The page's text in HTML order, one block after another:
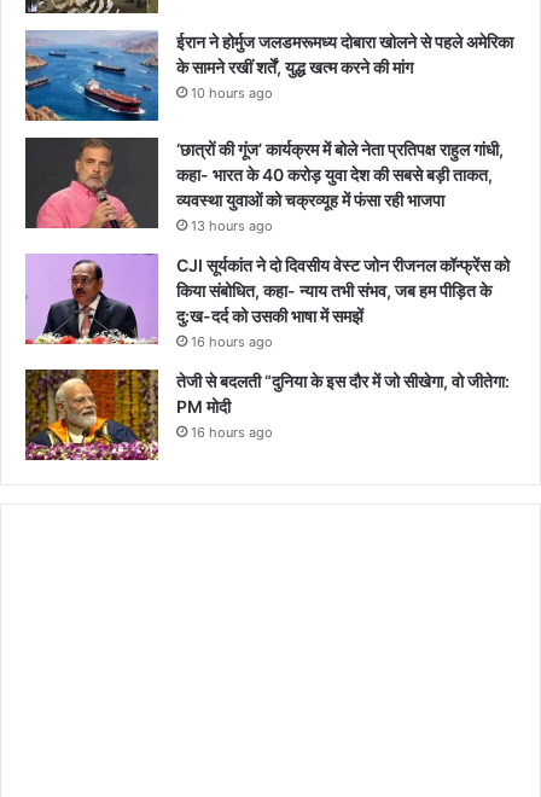
ईरान ने होर्मुज जलडमरूमध्य दोबारा खोलने से पहले अमेरिका
के सामने रखीं शर्तें, युद्ध खत्म करने की मांग
10 hours ago
‘छात्रों की गूंज’ कार्यक्रम में बोले नेता प्रतिपक्ष राहुल गांधी,
कहा- भारत के 40 करोड़ युवा देश की सबसे बड़ी ताकत,
व्यवस्था युवाओं को चक्रव्यूह में फंसा रही भाजपा
13 hours ago
CJI सूर्यकांत ने दो दिवसीय वेस्ट जोन रीजनल कॉन्फ्रेंस को
किया संबोधित, कहा- न्याय तभी संभव, जब हम पीड़ित के
दु:ख-दर्द को उसकी भाषा में समझें
16 hours ago
तेजी से बदलती “दुनिया के इस दौर में जो सीखेगा, वो जीतेगा:
PM मोदी
16 hours ago